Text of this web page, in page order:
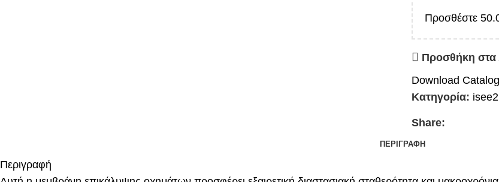
Προσθέστε
Προσθήκη
Download Catalog
Κατηγορία: isee2
Share:
ΠΕΡΙΓΡΑΦΉ
Περιγραφή